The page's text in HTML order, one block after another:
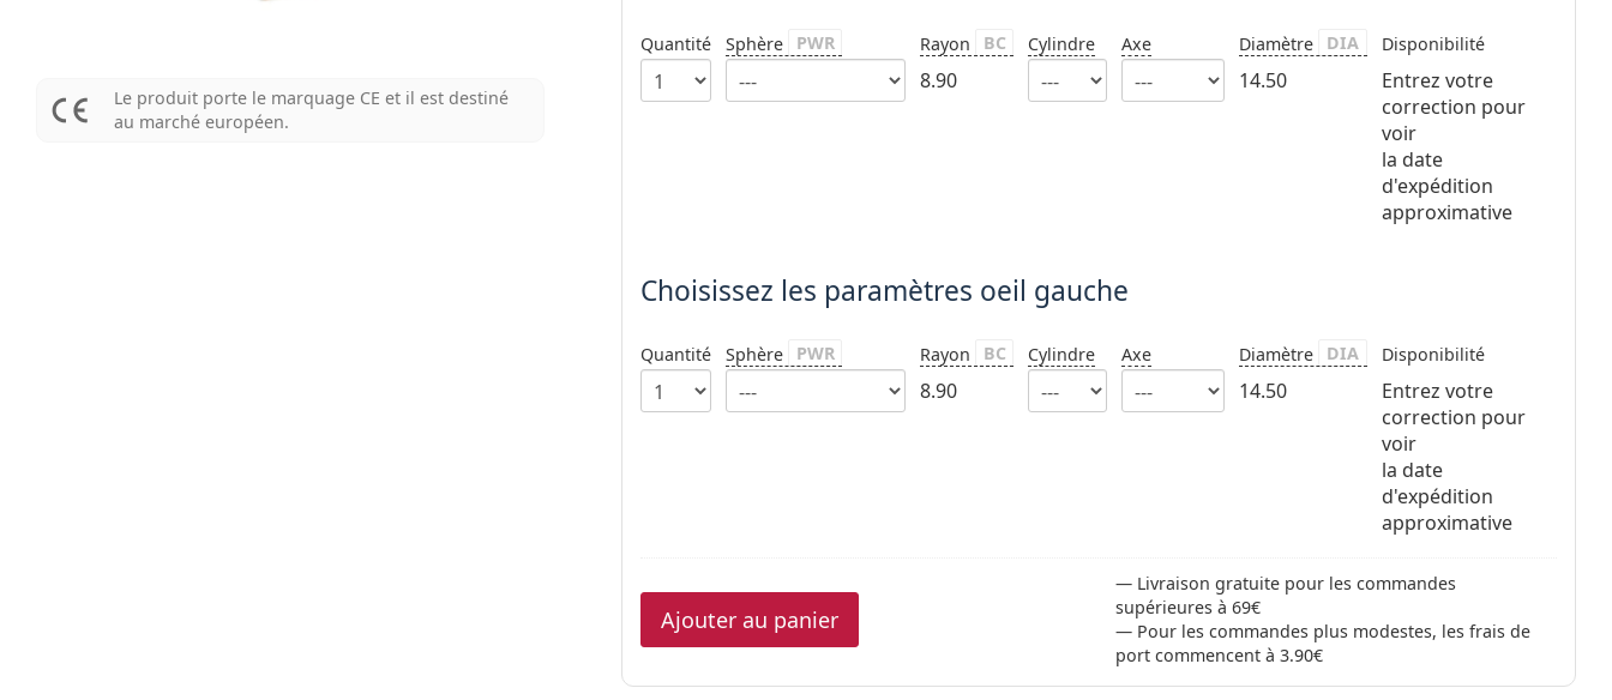
Le produit porte le marquage CE et il est destiné
au marché européen.
Quantité Sphère PWR Rayon BC
8.90
Cylindre Axe Diamètre DIA
14.50
Disponibilité
Entrez votre
correction pour
voir
la date
d'expédition
approximative
Choisissez les paramètres oeil gauche
Quantité Sphère PWR Rayon BC
8.90
Cylindre Axe Diamètre DIA
14.50
Disponibilité
Entrez votre
correction pour
voir
la date
d'expédition
approximative
Ajouter au panier
Livraison gratuite pour les commandes
supérieures à 69€
Pour les commandes plus modestes, les frais de
port commencent à 3.90€